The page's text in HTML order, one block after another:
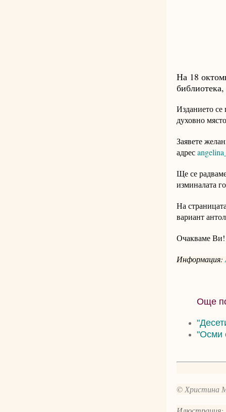
На 18
Изданието
духовно
Заявете
адрес
Ще се
изминалата
На
вариант
Очакваме Ви!
Информация:
Още
"Осми
© Христина